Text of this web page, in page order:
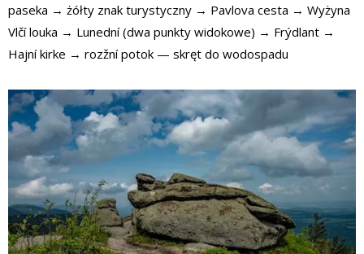
paseka → żółty znak turystyczny → Pavlova cesta → Wyżyna
Vlčí louka → Lunední (dwa punkty widokowe) → Frýdlant →
Hajní kirke → rozžní potok — skręt do wodospadu